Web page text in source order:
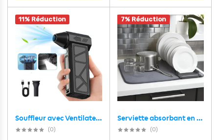
11% Réduction
Souffleur avec Ventilateur Turbo à Jet 4 Vitesses V2 – جهاز نسف الهواء محمول
(0)
7% Réduction
Serviette absorbant en fibres microscopiques avec une base amovible pour vaisselles – منشفة تنشيف و تجفيف الأواني
(0)